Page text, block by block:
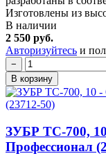
Изготовлены из
В наличии
2 550 руб.
Авторизуйтесь и
−
В корзину
ЗУБР ТС-700, 10
Профессионал